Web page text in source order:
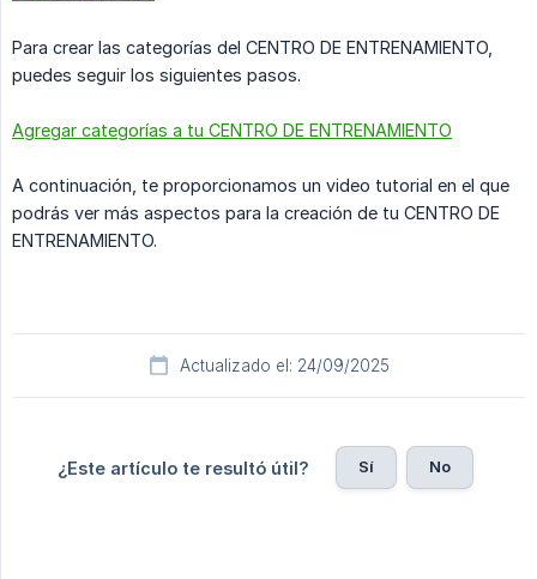
Para crear las categorías del CENTRO DE ENTRENAMIENTO,
puedes seguir los siguientes pasos.
Agregar categorías a tu CENTRO DE ENTRENAMIENTO
A continuación, te proporcionamos un video tutorial en el que
podrás ver más aspectos para la creación de tu CENTRO DE
ENTRENAMIENTO.
Actualizado el: 24/09/2025
¿Este artículo te resultó útil? Sí No